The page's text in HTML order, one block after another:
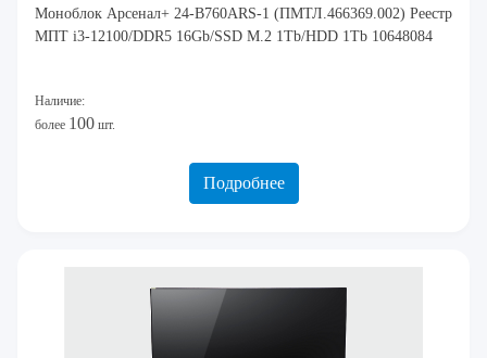
Моноблок Арсенал+ 24-B760ARS-1 (ПМТЛ.466369.002) Реестр
МПТ i3-12100/DDR5 16Gb/SSD M.2 1Tb/HDD 1Tb 10648084
Наличие:
более 100 шт.
Подробнее